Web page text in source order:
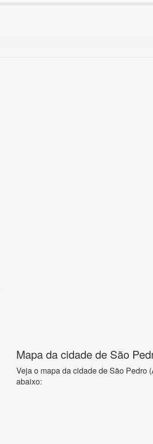
Mapa da cidade de São
Veja o mapa da cidade de São Pedro
abaixo: